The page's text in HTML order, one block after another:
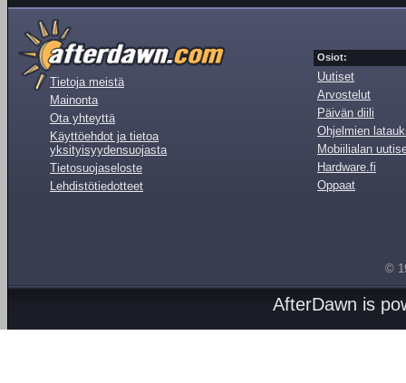
Tietoja meistä
Mainonta
Ota yhteyttä
Käyttöehdot ja tietoa
yksityisyydensuojasta
Tietosuojaseloste
Lehdistötiedotteet
Osiot:
Uutiset
Arvostelut
Päivän diili
Ohjelmien
Mobiilialan
Hardware.fi
Oppaat
©
AfterDawn is